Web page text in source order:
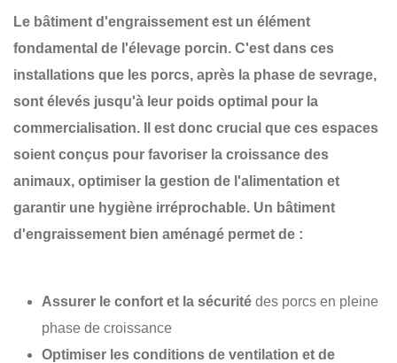
Le bâtiment d'engraissement est un élément
fondamental de l'élevage porcin. C'est dans ces
installations que les porcs, après la phase de sevrage,
sont élevés jusqu'à leur poids optimal pour la
commercialisation. Il est donc crucial que ces espaces
soient conçus pour favoriser la croissance des
animaux, optimiser la gestion de l'alimentation et
garantir une hygiène irréprochable. Un bâtiment
d'engraissement bien aménagé permet de :
Assurer le confort et la sécurité des porcs en pleine
phase de croissance
Optimiser les conditions de ventilation et de